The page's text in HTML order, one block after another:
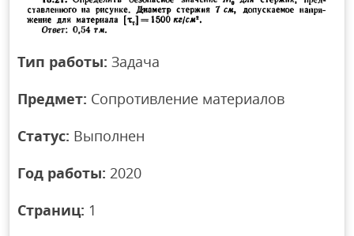
Тип работы: Задача
Предмет: Сопротивление материалов
Статус: Выполнен
Год работы: 2020
Страниц: 1